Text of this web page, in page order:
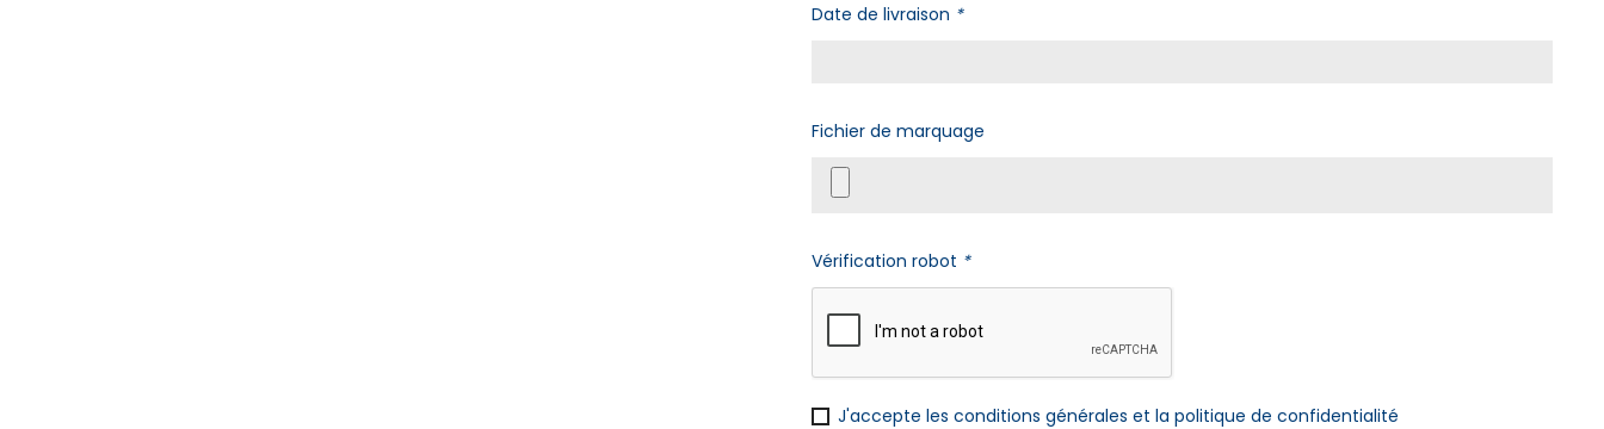
Date de livraison *
Fichier de marquage
Vérification robot *
J'accepte les conditions générales et la politique de confidentialité